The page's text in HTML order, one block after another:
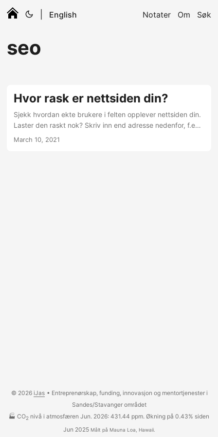
English Notater Om Søk
seo
Hvor rask er nettsiden din?
Sjekk hvordan ekte brukere i felten opplever nettsiden din.
Laster den raskt nok? Skriv inn end adresse nedenfor, f.eks.
https://www.vg.no, og trykk enter. #origin{ width:100%;
March 10, 2021
© 2026 iJas • Entreprenørskap, funding, innovasjon og mentortjenester i
Sandes/Stavanger området
🏭 CO2 nivå i atmosfæren Jun. 2026: 431.44 ppm. Økning på 0.43% siden
Jun 2025 Målt på Mauna Loa, Hawaii.